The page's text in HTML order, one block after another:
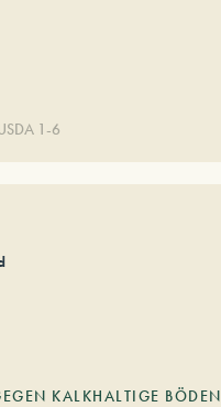
1-6
KALKHALTIGE BÖDEN